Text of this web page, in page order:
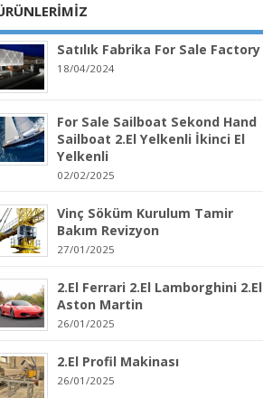
Satılık Fabrika For Sale Factory
18/04/2024
For Sale Sailboat Sekond Hand
Sailboat 2.El Yelkenli İkinci El
Yelkenli
02/02/2025
Vinç Söküm Kurulum Tamir
Bakım Revizyon
27/01/2025
2.El Ferrari 2.El Lamborghini 2.El
Aston Martin
26/01/2025
2.El Profil Makinası
26/01/2025